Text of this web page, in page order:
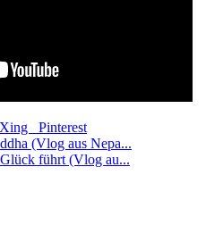
Xing
Pinterest
(Vlog aus Nepa...
führt (Vlog au...